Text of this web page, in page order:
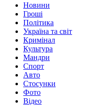
Новини
Гроші
Політика
Україна та світ
Кримінал
Культура
Мандри
Спорт
Авто
Стосунки
Фото
Відео